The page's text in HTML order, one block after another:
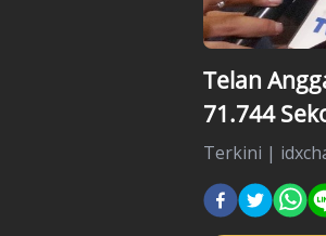
Telan
71.744
Terkini |